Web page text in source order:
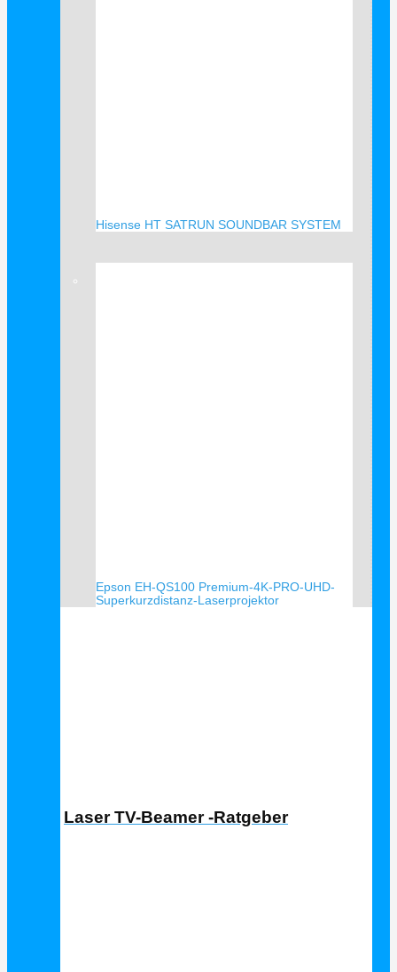
Hisense HT SATRUN SOUNDBAR SYSTEM
Epson EH-QS100 Premium-4K-PRO-UHD-
Superkurzdistanz-Laserprojektor
Laser TV-Beamer -Ratgeber